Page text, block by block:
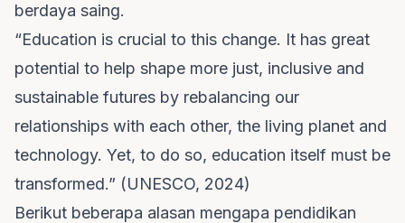
berdaya saing.
“Education is crucial to this change. It has great
potential to help shape more just, inclusive and
sustainable futures by rebalancing our
relationships with each other, the living planet and
technology. Yet, to do so, education itself must be
transformed.” (UNESCO, 2024)
Berikut beberapa alasan mengapa pendidikan